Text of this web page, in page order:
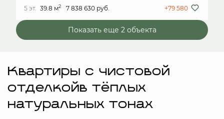
5 эт. 39.8 м2 7 838 630 руб. +79 580
Показать еще 2 объектa
Квартиры с чистовой
отделкойв тёплых
натуральных тонах